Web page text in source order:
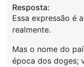
Resposta:
Essa expressão é
realmente.
Mas o nome do
época dos doges;